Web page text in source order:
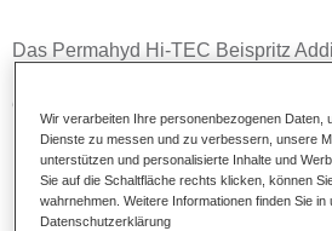
Das Permahyd Hi-TEC Beispritz
eingesetzt. Es ist besonders für
(>30%) und/oder mittlere
Produktmerkmale
Ermöglicht eine sichere
Wir verarbeiten Ihre personenbezogenen Daten,
Dienste zu messen und zu verbessern, unsere
unterstützen und personalisierte Inhalte und
Sie auf die Schaltfläche rechts klicken, können
wahrnehmen. Weitere Informationen finden Sie in
Datenschutzerklärung